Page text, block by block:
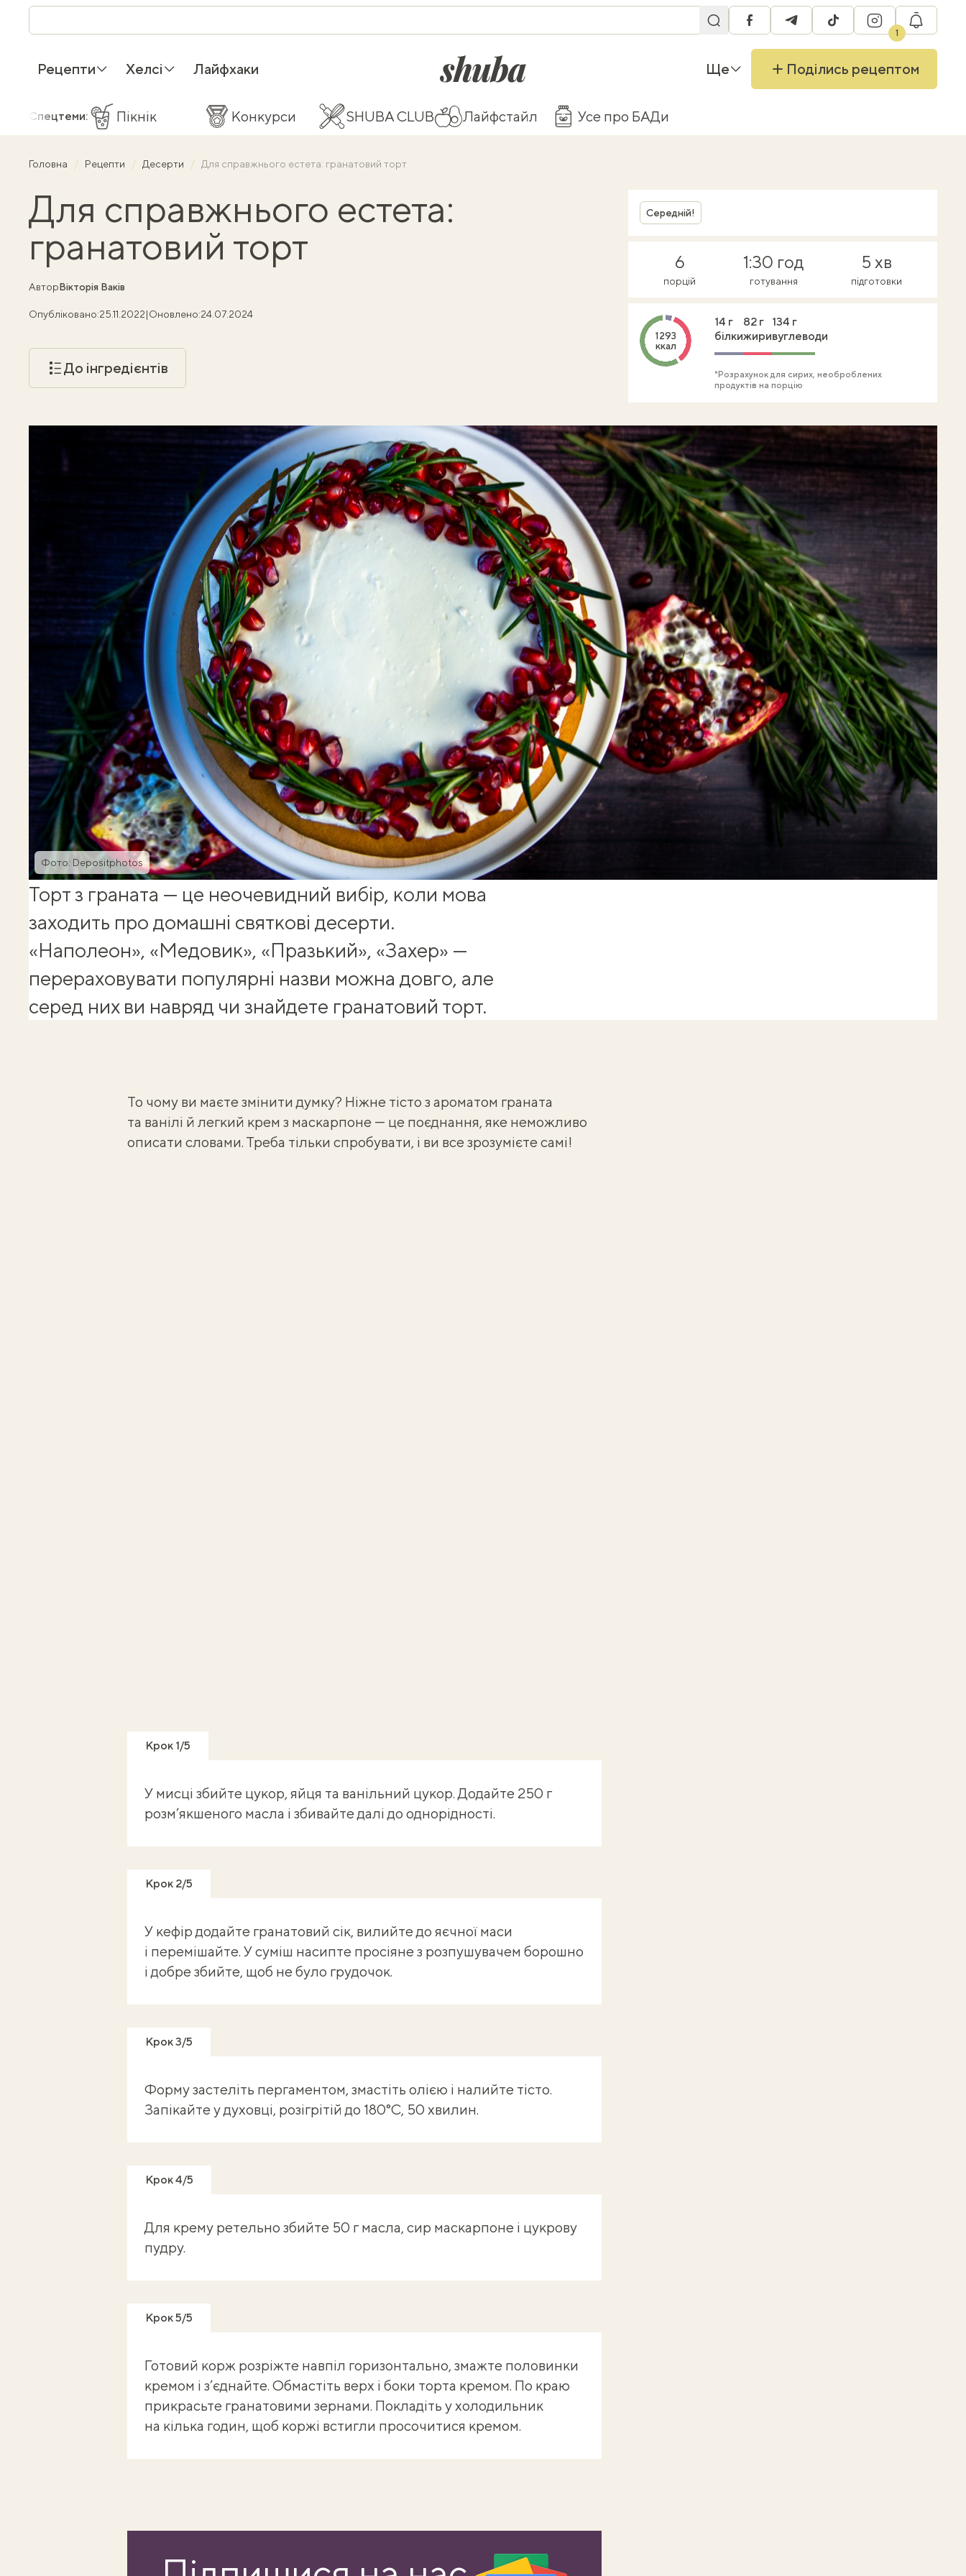
facebooktelegramtiktok instagram
1
Рецепти Хелсі Лайфхаки shuba.life Ще Поділись рецептом
Спецтеми: Пікнік Конкурси SHUBA CLUB Лайфстайл Усе про БАДи
Головна Рецепти Десерти Для справжнього естета: гранатовий торт
Для справжнього естета:
гранатовий торт
АвторВікторія Ваків
Опубліковано:25.11.2022|Оновлено:24.07.2024
До інгредієнтів
Фото: Depositphotos
Середній!
6
порцій
1:30 год
готування
5 хв
підготовки
1293
ккал
14 г
білки
82 г
жири
134 г
вуглеводи
*Розрахунок для сирих, необроблених
продуктів на порцію
Торт з граната — це неочевидний вибір, коли мова
заходить про домашні святкові десерти.
«Наполеон», «Медовик», «Празький», «Захер» —
перераховувати популярні назви можна довго, але
серед них ви навряд чи знайдете гранатовий торт.
То чому ви маєте змінити думку? Ніжне тісто з ароматом граната
та ванілі й легкий крем з маскарпоне — це поєднання, яке неможливо
описати словами. Треба тільки спробувати, і ви все зрозумієте самі!
Крок 1/5
У мисці збийте цукор, яйця та ванільний цукор. Додайте 250 г
розм’якшеного масла і збивайте далі до однорідності.
Крок 2/5
У кефір додайте гранатовий сік, вилийте до яєчної маси
і перемішайте. У суміш насипте просіяне з розпушувачем борошно
і добре збийте, щоб не було грудочок.
Крок 3/5
Форму застеліть пергаментом, змастіть олією і налийте тісто.
Запікайте у духовці, розігрітій до 180°С, 50 хвилин.
Крок 4/5
Для крему ретельно збийте 50 г масла, сир маскарпоне і цукрову
пудру.
Крок 5/5
Готовий корж розріжте навпіл горизонтально, змажте половинки
кремом і з’єднайте. Обмастіть верх і боки торта кремом. По краю
прикрасьте гранатовими зернами. Покладіть у холодильник
на кілька годин, щоб коржі встигли просочитися кремом.